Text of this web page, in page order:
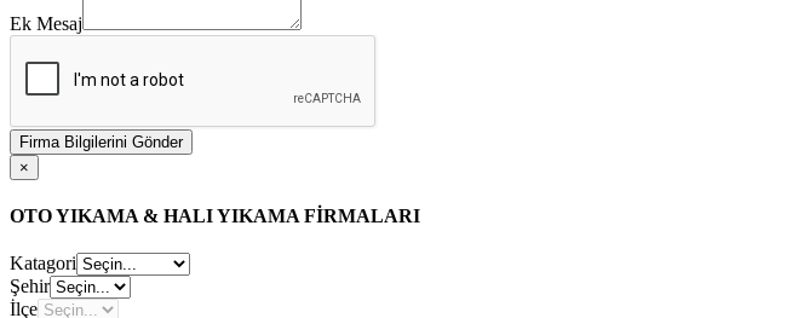
Ek Mesaj
Firma Bilgilerini Gönder
×
OTO YIKAMA & HALI YIKAMA FİRMALARI
Katagori
Şehir
İlçe